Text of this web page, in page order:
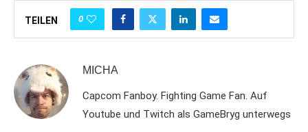
TEILEN 0
MICHA
Capcom Fanboy. Fighting Game Fan. Auf
Youtube und Twitch als GameBryg unterwegs